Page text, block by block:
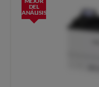
DEL
ANÁLISIS